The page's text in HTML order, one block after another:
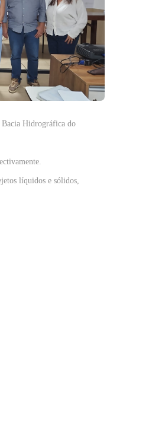
Bacia Hidrográfica do
líquidos e sólidos,